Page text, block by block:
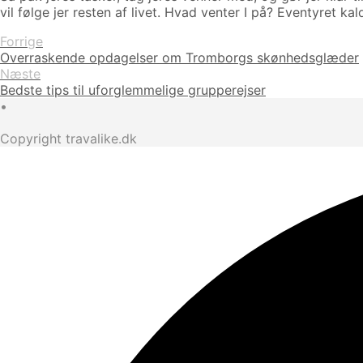
vil følge jer resten af livet. Hvad venter I på? Eventyret
Forrige
Overraskende opdagelser om Tromborgs skønhedsglæder
Næste
Bedste tips til uforglemmelige grupperejser
•
Copyright travalike.dk